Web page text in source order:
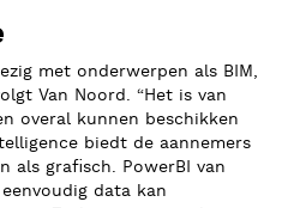
met onderwerpen als BIM,
Van Noord. “Het is van
overal kunnen beschikken
biedt de aannemers
als grafisch. PowerBI van
data kan